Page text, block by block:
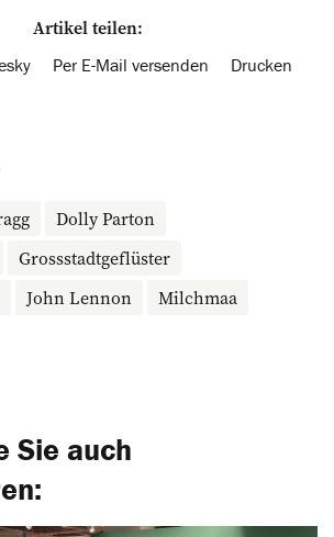
Artikel teilen:
Per E-Mail versenden Drucken
Dolly Parton
Grossstadtgeflüster
John Lennon
Milchmaa
Sie auch